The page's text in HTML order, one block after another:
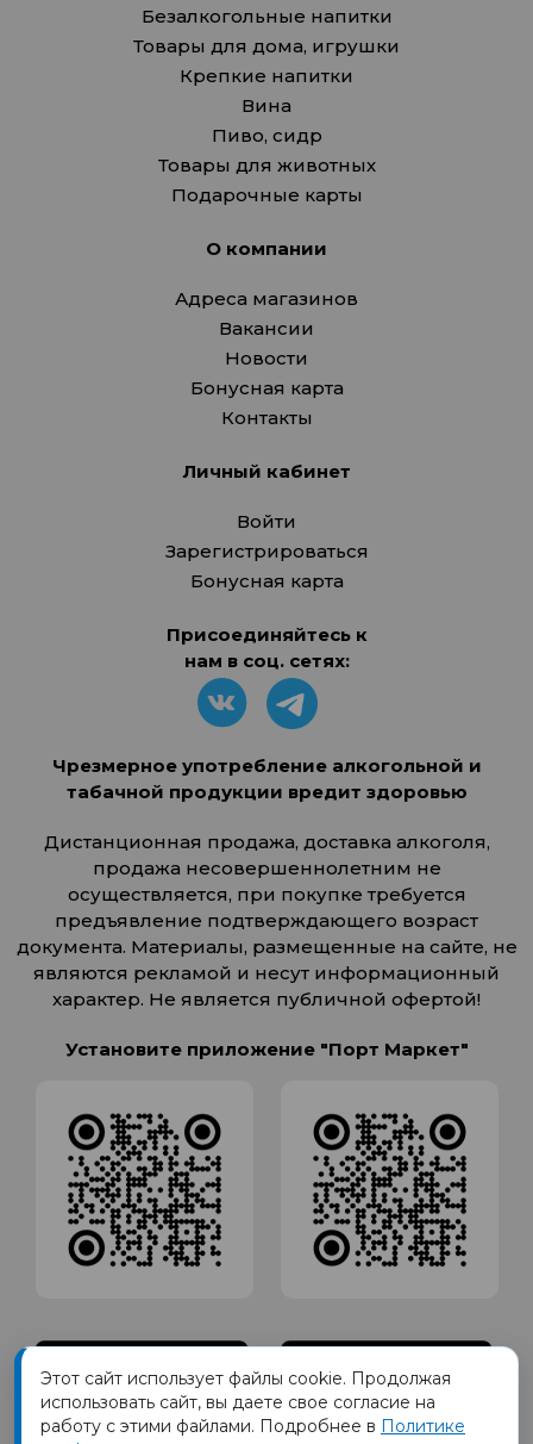
Безалкогольные напитки
Товары для дома, игрушки
Крепкие напитки
Вина
Пиво, сидр
Товары для животных
Подарочные карты
О компании
Адреса магазинов
Вакансии
Новости
Бонусная карта
Контакты
Личный кабинет
Войти
Зарегистрироваться
Бонусная карта
Присоединяйтесь к
нам в соц. сетях:
Чрезмерное употребление алкогольной и
табачной продукции вредит здоровью
Дистанционная продажа, доставка алкоголя,
продажа несовершеннолетним не
осуществляется, при покупке требуется
предъявление подтверждающего возраст
документа. Материалы, размещенные на сайте, не
являются рекламой и несут информационный
характер. Не является публичной офертой!
Установите приложение "Порт Маркет"
Этот сайт использует файлы cookie. Продолжая
использовать сайт, вы даете свое согласие на
работу с этими файлами. Подробнее в Политике